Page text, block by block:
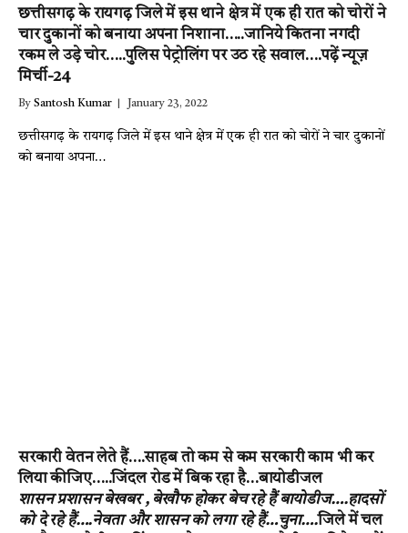
छत्तीसगढ़ के रायगढ़ जिले में इस थाने क्षेत्र में एक ही रात को चोरों ने
चार दुकानों को बनाया अपना निशाना…..जानिये कितना नगदी
रकम ले उड़े चोर…..पुलिस पेट्रोलिंग पर उठ रहे सवाल….पढ़ें न्यूज़
मिर्ची-24
By Santosh Kumar January 23, 2022
छत्तीसगढ़ के रायगढ़ जिले में इस थाने क्षेत्र में एक ही रात को चोरों ने चार दुकानों
को बनाया अपना…
सरकारी वेतन लेते हैं….साहब तो कम से कम सरकारी काम भी कर
लिया कीजिए…..जिंदल रोड में बिक रहा है…बायोडीजल
शासन प्रशासन बेखबर , बेखौफ होकर बेच रहे हैं बायोडीज….हादसों
को दे रहे हैं….नेवता और शासन को लगा रहे हैं…चुना….जिले में चल